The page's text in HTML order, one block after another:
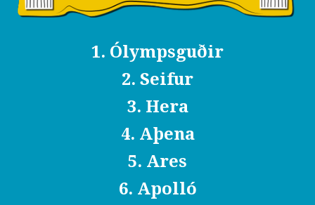
1. Ólympsguðir
2. Seifur
3. Hera
4. Aþena
5. Ares
6. Apolló